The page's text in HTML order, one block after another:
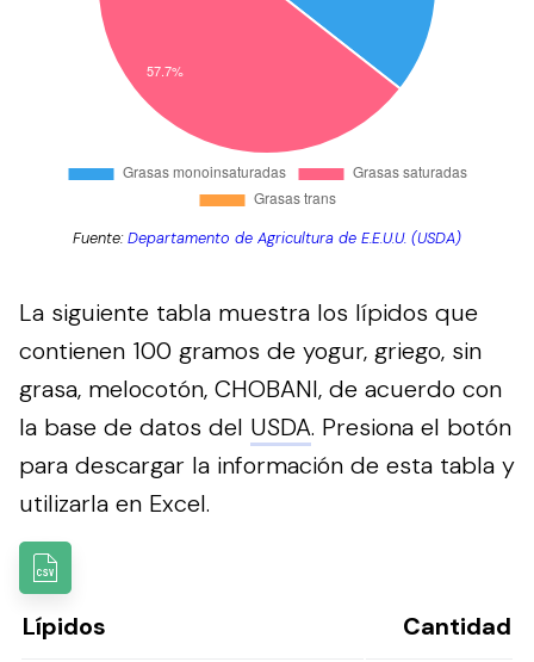
Fuente:Departamento de Agricultura de E.E.U.U. (USDA)
La siguiente tabla muestra los lípidos que
contienen 100 gramos de yogur, griego, sin
grasa, melocotón, CHOBANI, de acuerdo con
la base de datos del USDA. Presiona el botón
para descargar la información de esta tabla y
utilizarla en Excel.
Lípidos
Cantidad